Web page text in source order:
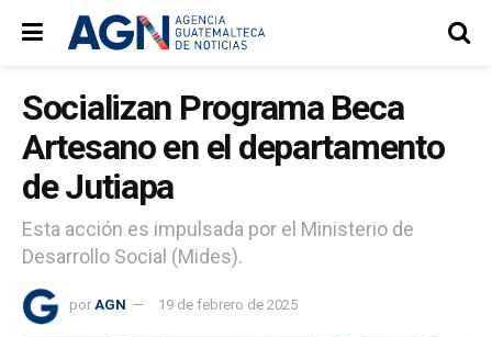
Socializan Programa Beca
Artesano en el departamento
de Jutiapa
Esta acción es impulsada por el Ministerio de
Desarrollo Social (Mides).
por AGN 19 de febrero de 2025